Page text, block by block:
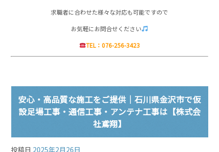
求職者に合わせた様々な対応も可能ですので
お気軽にお問合せください
TEL：076-256-3423
安心・高品質な施工をご提供｜石川県金沢市で仮
設足場工事・通信工事・アンテナ工事は【株式会
社鳶翔】
投稿日 2025年2月26日